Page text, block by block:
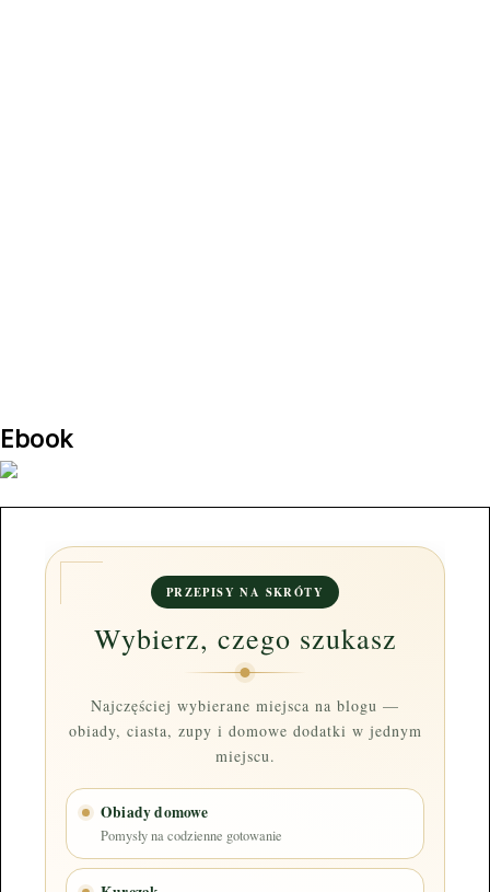
Ebook
PRZEPISY NA SKRÓTY
Wybierz, czego szukasz
Najczęściej wybierane miejsca na blogu —
obiady, ciasta, zupy i domowe dodatki w jednym
miejscu.
Obiady domowe
Pomysły na codzienne gotowanie